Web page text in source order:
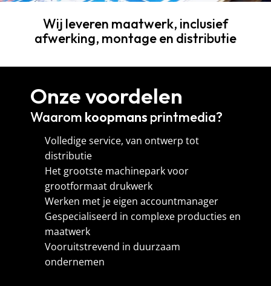
Wij leveren maatwerk, inclusief
afwerking, montage en distributie
Onze voordelen
Waarom koopmans printmedia?
Volledige service, van ontwerp tot
distributie
Het grootste machinepark voor
grootformaat drukwerk
Werken met je eigen accountmanager
Gespecialiseerd in complexe producties en
maatwerk
Vooruitstrevend in duurzaam
ondernemen